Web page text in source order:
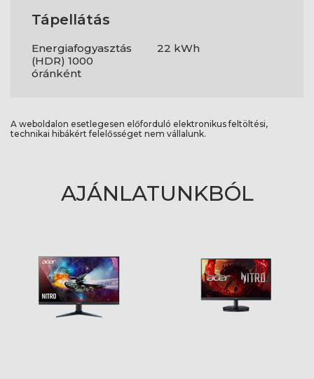
Tápellátás
Energiafogyasztás
(HDR) 1000
óránként
22 kWh
A weboldalon esetlegesen előforduló elektronikus feltöltési,
technikai hibákért felelősséget nem vállalunk.
AJÁNLATUNKBÓL